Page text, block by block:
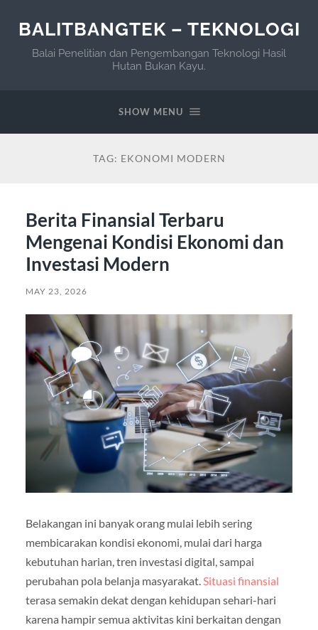
BALITBANGTEK – TEKNOLOGI
Balai Penelitian dan Pengembangan Teknologi Hasil
Hutan Bukan Kayu.
SHOW MENU
TAG: EKONOMI MODERN
Berita Finansial Terbaru
Mengenai Kondisi Ekonomi dan
Investasi Modern
MAY 23, 2026
Belakangan ini banyak orang mulai lebih sering
membicarakan kondisi ekonomi, mulai dari harga
kebutuhan harian, tren investasi digital, sampai
perubahan pola belanja masyarakat. Situasi finansial
terasa semakin dekat dengan kehidupan sehari-hari
karena hampir semua aktivitas kini berkaitan dengan